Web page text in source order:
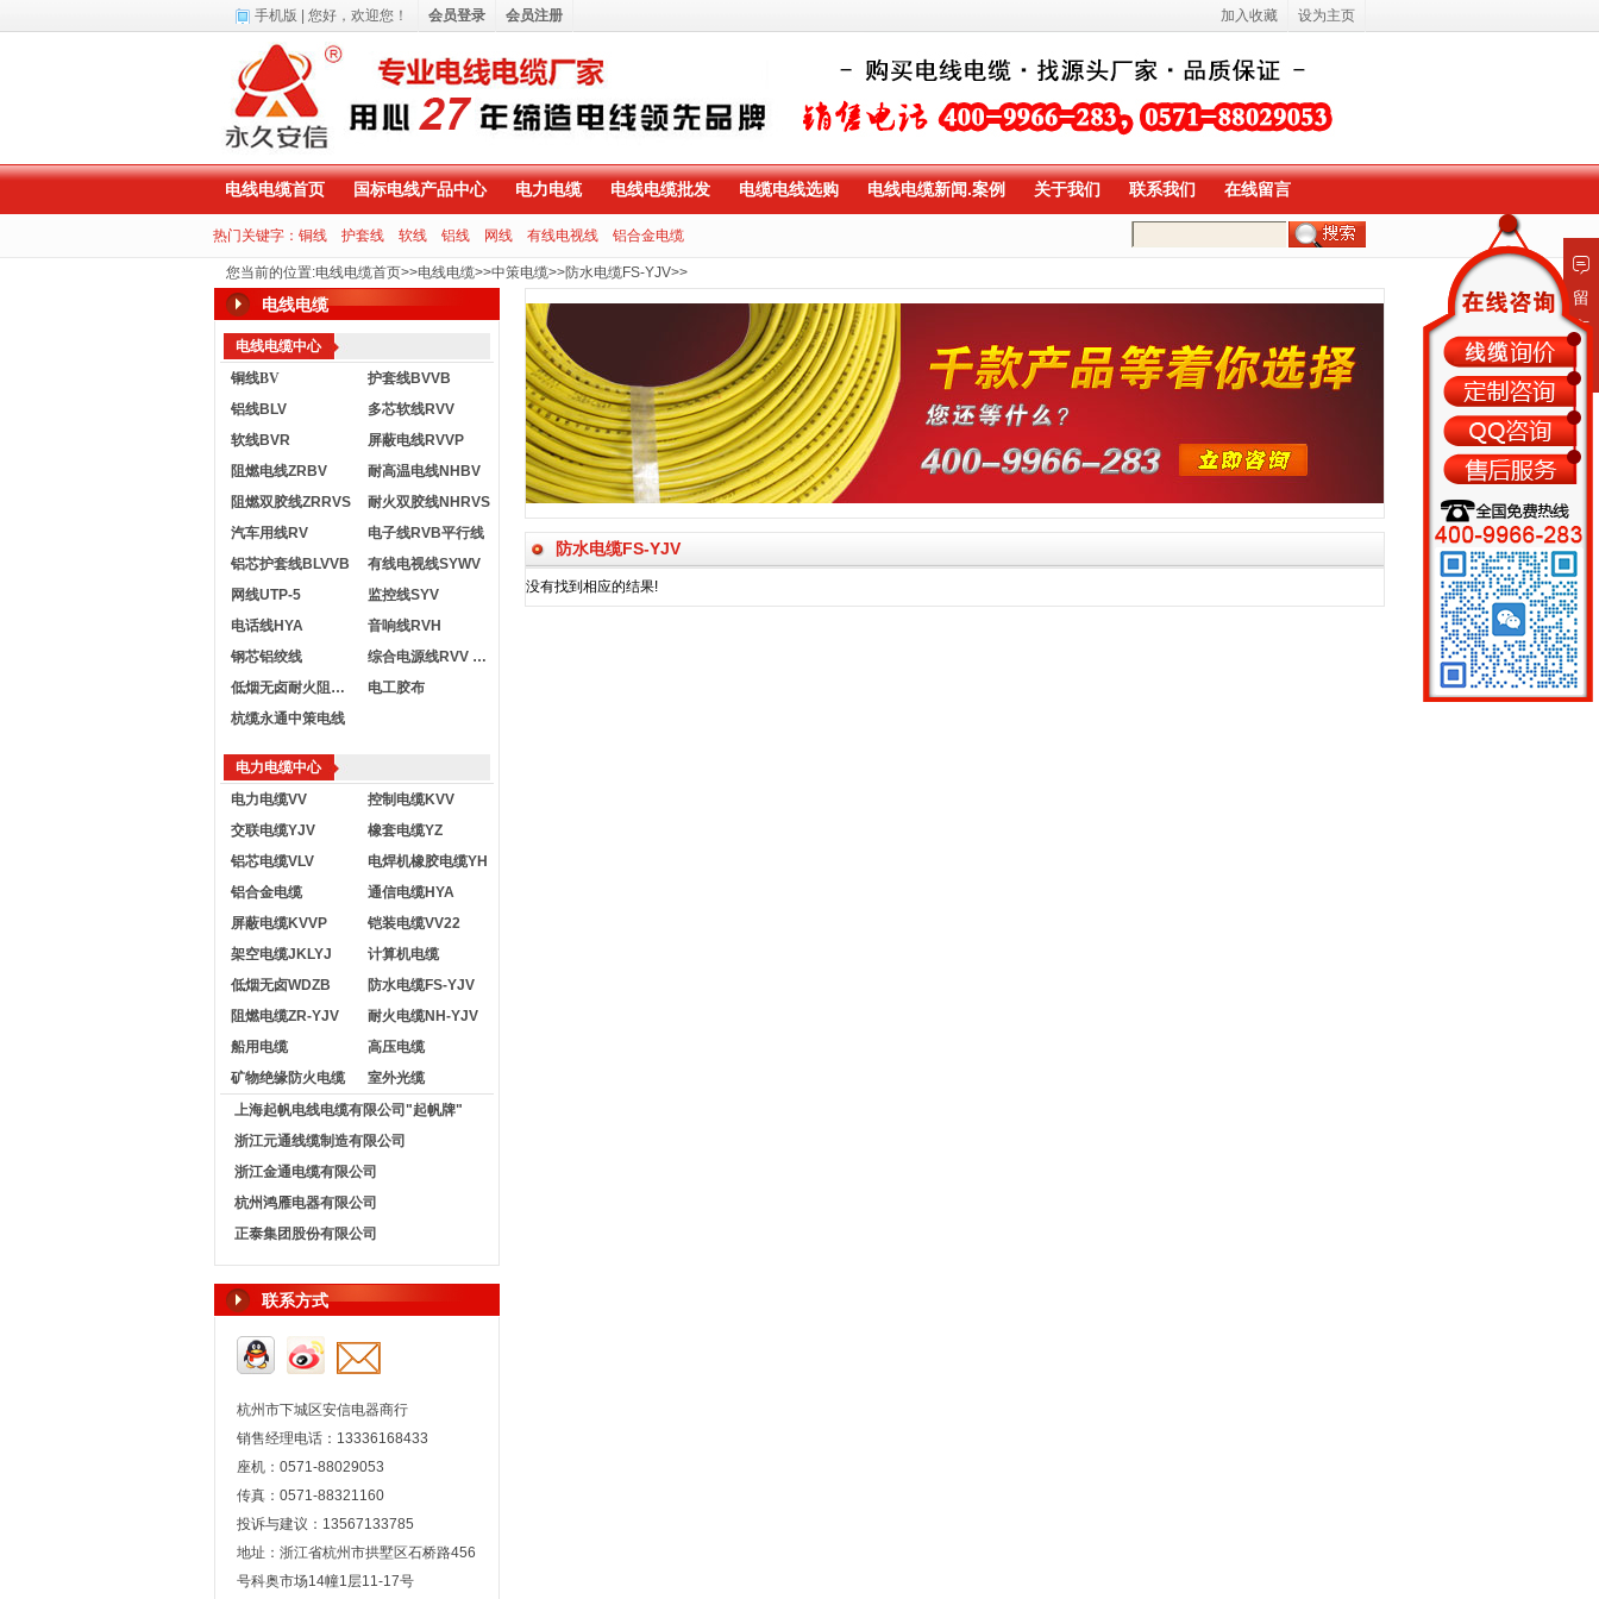
电线电缆首页 国标电线产品中心 电力电缆 电线电缆批发 电缆电线选购 电线电缆新闻.案例 关于我们 联系我们 在线留言
热门关键字： 铜线 护套线 软线 铝线 网线 有线电视线 铝合金电缆
您当前的位置:电线电缆首页>>电线电缆>>中策电缆>>防水电缆FS-YJV>>
电线电缆
电线电缆中心
铜线BV
护套线BVVB
铝线BLV
多芯软线RVV
软线BVR
屏蔽电线RVVP
阻燃电线ZRBV
耐高温电线NHBV
阻燃双胶线ZRRVS
耐火双胶线NHRVS
汽车用线RV
电子线RVB平行线
铝芯护套线BLVVB
有线电视线SYWV
网线UTP-5
监控线SYV
电话线HYA
音响线RVH
钢芯铝绞线
综合电源线RVV KVVR
低烟无卤耐火阻燃电线
电工胶布
杭缆永通中策电线
电力电缆中心
电力电缆VV
控制电缆KVV
交联电缆YJV
橡套电缆YZ
铝芯电缆VLV
电焊机橡胶电缆YH
铝合金电缆
通信电缆HYA
屏蔽电缆KVVP
铠装电缆VV22
架空电缆JKLYJ
计算机电缆
低烟无卤WDZB
防水电缆FS-YJV
阻燃电缆ZR-YJV
耐火电缆NH-YJV
船用电缆
高压电缆
矿物绝缘防火电缆
室外光缆
上海起帆电线电缆有限公司"起帆牌"
浙江元通线缆制造有限公司
浙江金通电缆有限公司
杭州鸿雁电器有限公司
正泰集团股份有限公司
联系方式
杭州市下城区安信电器商行
销售经理电话：13336168433
座机：0571-88029053
传真：0571-88321160
投诉与建议：13567133785
地址：浙江省杭州市拱墅区石桥路456
号科奥市场14幢1层11-17号
防水电缆FS-YJV
没有找到相应的结果!
手机版 | 您好， 欢迎您！ 会员登录 会员注册 加入收藏 设为主页
留
言